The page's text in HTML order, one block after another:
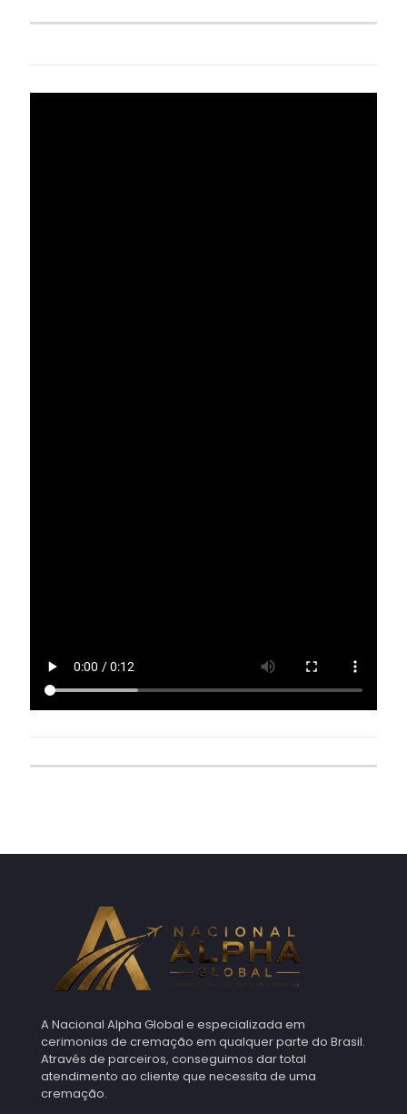
A Nacional Alpha Global e especializada em
cerimonias de cremação em qualquer parte do Brasil.
Através de parceiros, conseguimos dar total
atendimento ao cliente que necessita de uma
cremação.